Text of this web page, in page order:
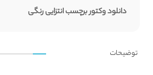
دانلود وکتور برچسب انتزایی رنگی
توضیحات